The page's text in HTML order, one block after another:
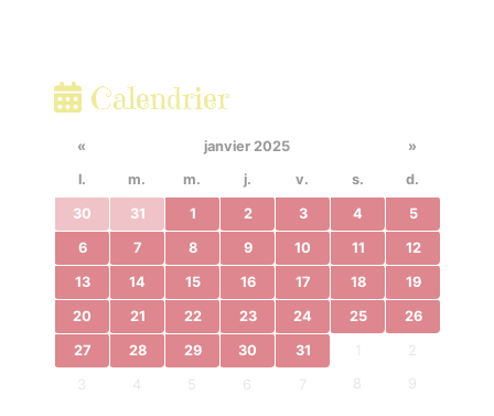
Calendrier
« janvier 2025
»
l.
m. m. j. v. s. d.
30 31 1 2 3 4 5
6 7 8 9 10 11 12
13 14 15 16 17 18 19
20 21 22 23 24 25 26
27 28 29 30 31 2
3 4 5 6 7 8 9